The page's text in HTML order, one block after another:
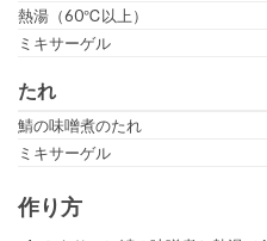
熱湯（60℃以上）
ミキサーゲル
たれ
鯖の味噌煮のたれ
ミキサーゲル
作り方